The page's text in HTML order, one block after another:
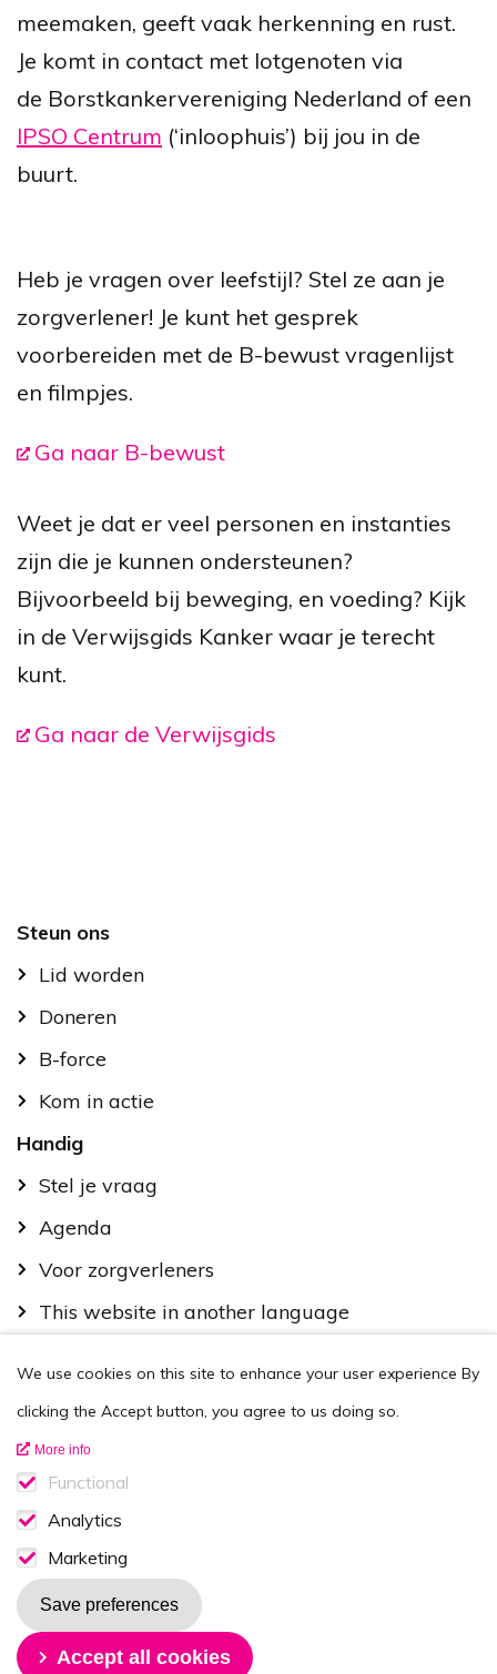
meemaken, geeft vaak herkenning en rust.
Je komt in contact met lotgenoten via
de Borstkankervereniging Nederland of een
IPSO Centrum (‘inloophuis’) bij jou in de
buurt.
Heb je vragen over leefstijl? Stel ze aan je
zorgverlener! Je kunt het gesprek
voorbereiden met de B-bewust vragenlijst
en filmpjes.
Ga naar B-bewust
Weet je dat er veel personen en instanties
zijn die je kunnen ondersteunen?
Bijvoorbeeld bij beweging, en voeding? Kijk
in de Verwijsgids Kanker waar je terecht
kunt.
Ga naar de Verwijsgids
Footer
Steun ons
Lid worden
Doneren
B-force
Kom in actie
Handig
Stel je vraag
Agenda
Voor zorgverleners
This website in another language
Contactgegevens
Vacatures
Disclaimer
Volg ons op
Nieuwsbrief
We use cookies on this site to enhance your user experience By
clicking the Accept button, you agree to us doing so.
More info
Functional
Functionele cookies
Analytics
Analytics consent
Marketing
Marketing consent
Save preferences
Accept all cookies
Withdraw consent